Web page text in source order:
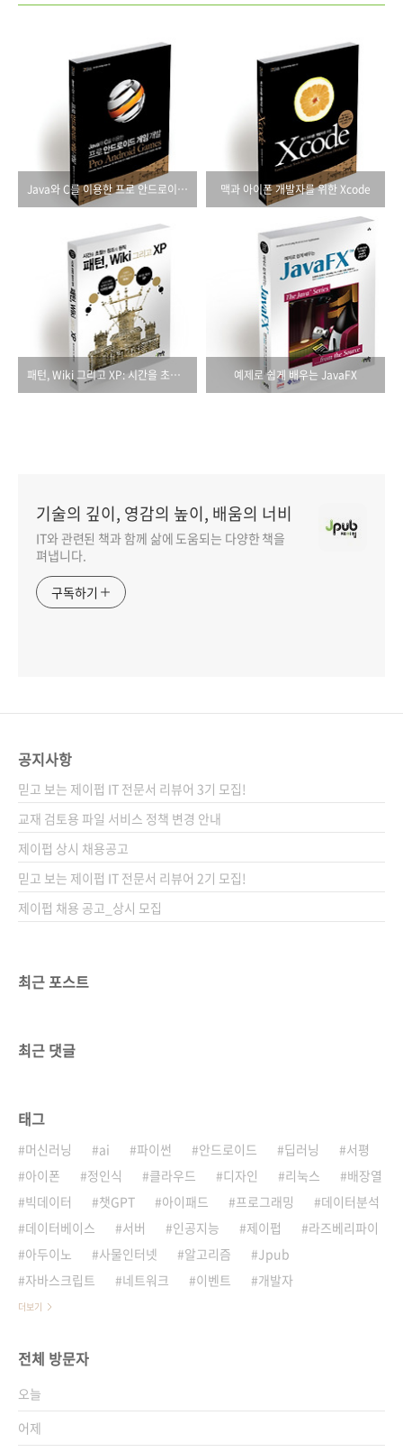
Java와 C를 이용한 프로 안드로이드 게임 개발 맥과 아이폰 개발자를 위한 Xcode
패턴, Wiki 그리고 XP: 시간을 초월한 창조의 원칙 예제로 쉽게 배우는 JavaFX
기술의 깊이, 영감의 높이, 배움의 너비
IT와 관련된 책과 함께 삶에 도움되는 다양한 책을
펴냅니다.
구독하기
공지사항
믿고 보는 제이펍 IT 전문서 리뷰어 3기 모집!
교재 검토용 파일 서비스 정책 변경 안내
제이펍 상시 채용공고
믿고 보는 제이펍 IT 전문서 리뷰어 2기 모집!
제이펍 채용 공고_상시 모집
최근 포스트
최근 댓글
태그
머신러닝 ai 파이썬 안드로이드 딥러닝
서평
아이폰
정인식 클라우드 디자인 리눅스
배장열
빅데이터
챗GPT 아이패드 프로그래밍
데이터분석
데이터베이스
서버 인공지능 제이펍
라즈베리파이
아두이노
사물인터넷 알고리즘
Jpub
자바스크립트
네트워크 이벤트 개발자
더보기
전체 방문자
오늘
어제